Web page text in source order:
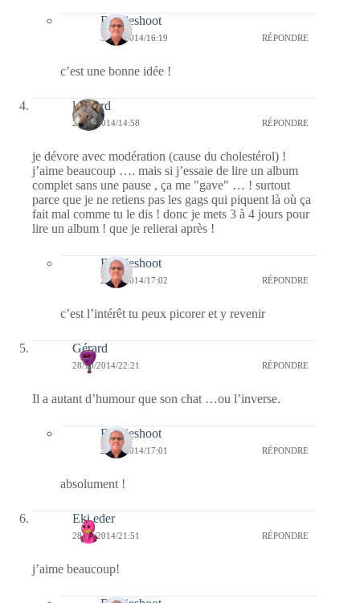
Bernieshoot
30/10/2014/16:19 RÉPONDRE
c’est une bonne idée !
louvard
29/10/2014/14:58 RÉPONDRE
je dévore avec modération (cause du cholestérol) !
j’aime beaucoup …. mais si j’essaie de lire un album
complet sans une pause , ça me "gave" … ! surtout
parce que je ne retiens pas les gags qui piquent là où ça
fait mal comme tu le dis ! donc je mets 3 à 4 jours pour
lire un album ! que je relierai après !
Bernieshoot
29/10/2014/17:02 RÉPONDRE
c’est l’intérêt tu peux picorer et y revenir
Gérard
28/10/2014/22:21 RÉPONDRE
Il a autant d’humour que son chat …ou l’inverse.
Bernieshoot
29/10/2014/17:01 RÉPONDRE
absolument !
Eki eder
28/10/2014/21:51 RÉPONDRE
j’aime beaucoup!